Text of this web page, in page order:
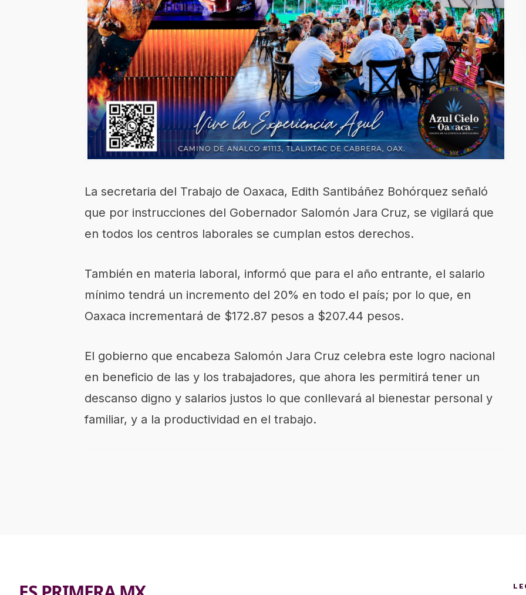
La secretaria del Trabajo de Oaxaca, Edith Santibáñez Bohórquez señaló
que por instrucciones del Gobernador Salomón Jara Cruz, se vigilará que
en todos los centros laborales se cumplan estos derechos.
También en materia laboral, informó que para el año entrante, el salario
mínimo tendrá un incremento del 20% en todo el país; por lo que, en
Oaxaca incrementará de $172.87 pesos a $207.44 pesos.
El gobierno que encabeza Salomón Jara Cruz celebra este logro nacional
en beneficio de las y los trabajadores, que ahora les permitirá tener un
descanso digno y salarios justos lo que conllevará al bienestar personal y
familiar, y a la productividad en el trabajo.